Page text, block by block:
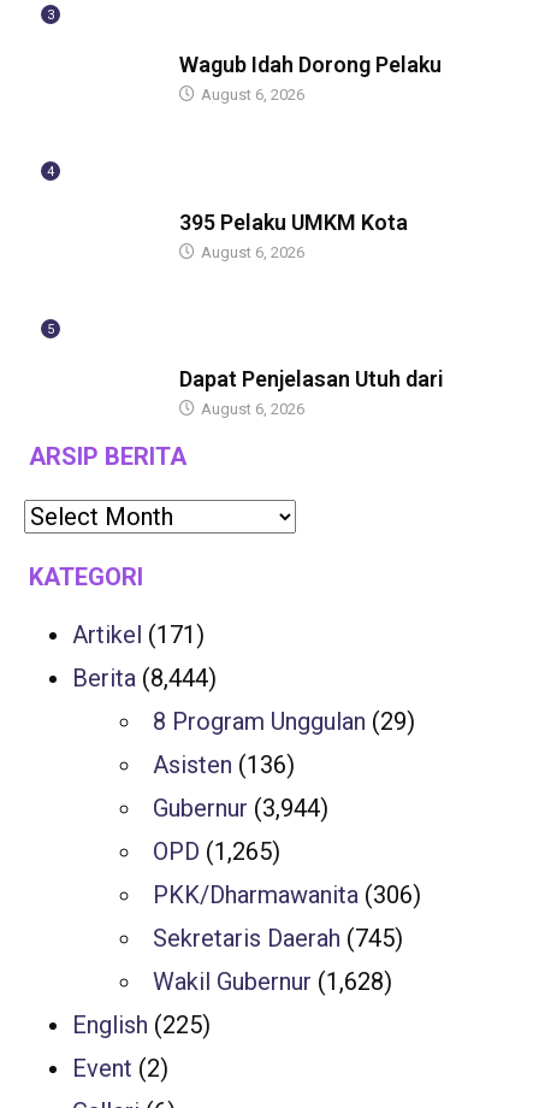
3
Wagub Idah Dorong Pelaku
August 6, 2026
4
395 Pelaku UMKM Kota
August 6, 2026
5
Dapat Penjelasan Utuh dari
August 6, 2026
ARSIP BERITA
KATEGORI
Artikel (171)
Berita (8,444)
8 Program Unggulan (29)
Asisten (136)
Gubernur (3,944)
OPD (1,265)
PKK/Dharmawanita (306)
Sekretaris Daerah (745)
Wakil Gubernur (1,628)
English (225)
Event (2)